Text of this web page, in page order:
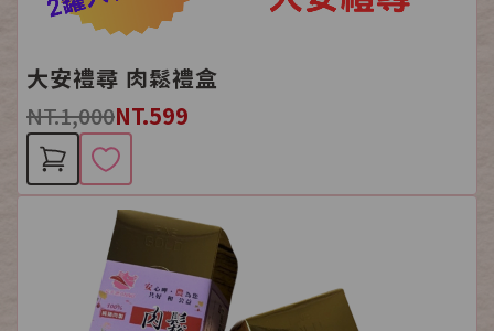
大安禮尋 肉鬆禮盒
NT.1,000NT.599